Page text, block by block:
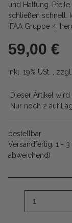
und Haltung.
schließen schnell.
IFAA Gruppe 4,
59,00 €
inkl. 19% USt. , zzgl.
Dieser Artikel
Nur noch 2 auf
bestellbar
Versandfertig: 1 -
abweichend)